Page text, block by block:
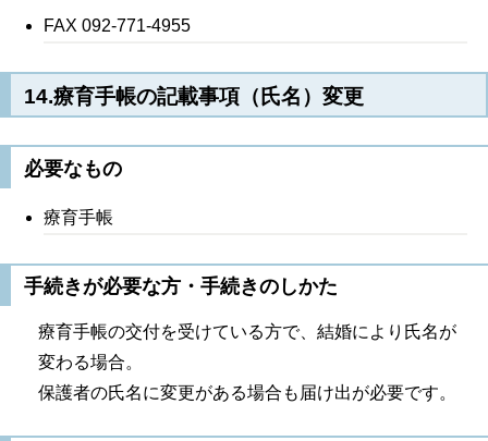
FAX 092-771-4955
14.療育手帳の記載事項（氏名）変更
必要なもの
療育手帳
手続きが必要な方・手続きのしかた
療育手帳の交付を受けている方で、結婚により氏名が
変わる場合。
保護者の氏名に変更がある場合も届け出が必要です。